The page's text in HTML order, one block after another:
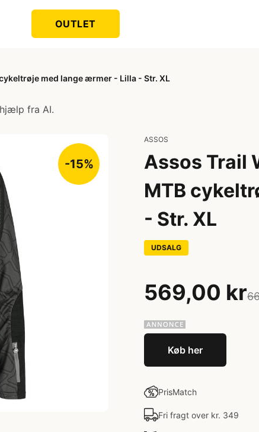
OUTLET
med lange ærmer - Lilla - Str. XL
fra AI.
-15%
ASSOS
Assos Trail
MTB
- Str. XL
UDSALG
569,00 kr
Køb her
PrisMatch
Fri fragt over kr. 349